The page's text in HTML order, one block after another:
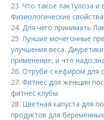
23.Что такое лактулоза и
Физиологические свойства
24.Для чего принимать
25.Лучшие мочегонные
улучшения веса.
применение, и что надо
26.Отруби с кефиром для
27.Фитнес для женщин
фитнес клубы
28. Цветная капуста для
продуктов для беременных